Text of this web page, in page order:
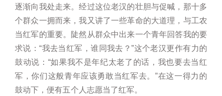
逐渐向我处走来。经过这位老汉的壮胆与促喊，那十多
个群众一拥而来，我又讲了一些革命的大道理，与工农
当红军的重要。陡然从群众中出来一个青年回答我的要
求说：“我去当红军，谁同我去？”这个老汉更作有力的
鼓动说：“如果我不是年纪太老了的话，我也要去当红
军，你们这般青年应该勇敢当红军去。”在这一得力的
鼓动下，便有五个人志愿当了红军。